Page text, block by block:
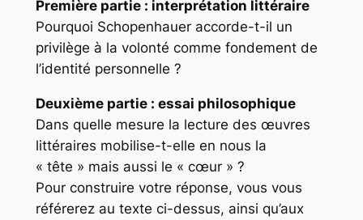
Première partie : interprétation littéraire
Pourquoi Schopenhauer accorde-t-il un
privilège à la volonté comme fondement de
l’identité personnelle ?
Deuxième partie : essai philosophique
Dans quelle mesure la lecture des œuvres
littéraires mobilise-t-elle en nous la
« tête » mais aussi le « cœur » ?
Pour construire votre réponse, vous vous
référerez au texte ci-dessus, ainsi qu’aux